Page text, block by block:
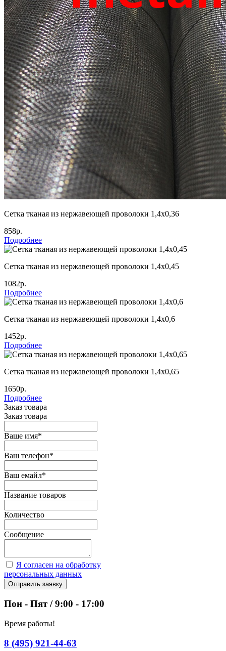
Сетка тканая из нержавеющей проволоки 1,4х0,36
858р.
Подробнее
Сетка тканая из нержавеющей проволоки 1,4х0,45
1082р.
Подробнее
Сетка тканая из нержавеющей проволоки 1,4х0,6
1452р.
Подробнее
Сетка тканая из нержавеющей проволоки 1,4х0,65
1650р.
Подробнее
Заказ товара
Заказ товара
Ваше имя*
Ваш телефон*
Ваш емайл*
Название товаров
Количество
Сообщение
Я согласен на обработку
персональных данных
Отправить заявку
Пон - Пят / 9:00 - 17:00
Время работы!
8 (495) 921-44-63